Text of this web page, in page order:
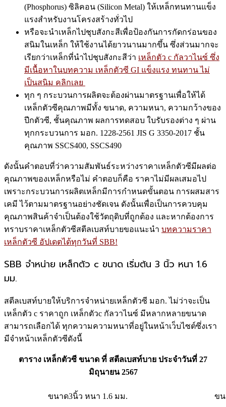
(Phosphorus) ซิลิคอน (Silicon Metal) ให้เหล็กทนทานแข็ง
แรงสำหรับงานโครงสร้างทั่วไป
หรือจะนำเหล็กไปชุบสังกะสีเพื่อป้องกันการกัดกร่อนของ
สนิมในเหล็ก ให้ใช้งานได้ยาวนานมากขึ้น ซึ่งส่วนมากจะ
เรียกว่าเหล็กที่นำไปชุบสังกะสีว่า เหล็กตัว c กัลวาไนซ์ ซึ่ง
มีเนื้อหาในบทความ เหล็กตัวซี GI แข็งแรง ทนทาน ไม่
เป็นสนิม คลิกเลย
ทุก ๆ กระบวนการผลิตจะต้องผ่านมาตรฐานเพื่อให้ได้
เหล็กตัวซีคุณภาพมีทั้ง ขนาด, ความหนา, ความกว้างของ
ปีกตัวซี, ชั้นคุณภาพ ผลการทดสอบ ใบรับรองต่าง ๆ ผ่าน
ทุกกระบวนการ มอก. 1228-2561 JIS G 3350-2017 ชั้น
คุณภาพ SSCS400, SSCS490
ดังนั้นคำตอบที่ว่าความสัมพันธ์ระหว่างราคาเหล็กตัวซีมีผลต่อ
คุณภาพของเหล็กหรือไม่ คำตอบก็คือ ราคาไม่มีผลเสมอไป
เพราะกระบวนการผลิตเหล็กมีการกำหนดขั้นตอน การผสมสาร
เคมี ไว้ตามมาตรฐานอย่างชัดเจน ดังนั้นเพื่อเป็นการควบคุม
คุณภาพสินค้าจำเป็นต้องใช้วัตถุดิบที่ถูกต้อง และหากต้องการ
ทราบราคาเหล็กตัวซีสตีลเบสท์บายขอแนะนำ บทความราคา
เหล็กตัวซี อัปเดตได้ทุกวันที่ SBB!
SBB จำหน่าย เหล็กตัว c ขนาด เริ่มต้น 3 นิ้ว หนา 1.6
มม.
สตีลเบสท์บายให้บริการจำหน่ายเหล็กตัวซี มอก. ไม่ว่าจะเป็น
เหล็กตัว c ราคาถูก เหล็กตัวc กัลวาไนซ์ มีหลากหลายขนาด
สามารถเลือกได้ ทุกความความหนาที่อยู่ในหน้าเว็บไซต์ซึ่งเรา
มีจำหน้าเหล็กตัวซีดังนี้
ตาราง เหล็กตัวซี ขนาด ที่ สตีลเบสท์บาย ประจำวันที่ 27
มิถุนายน 2567
ขนาด3นิ้ว หนา 1.6 มม. ขน